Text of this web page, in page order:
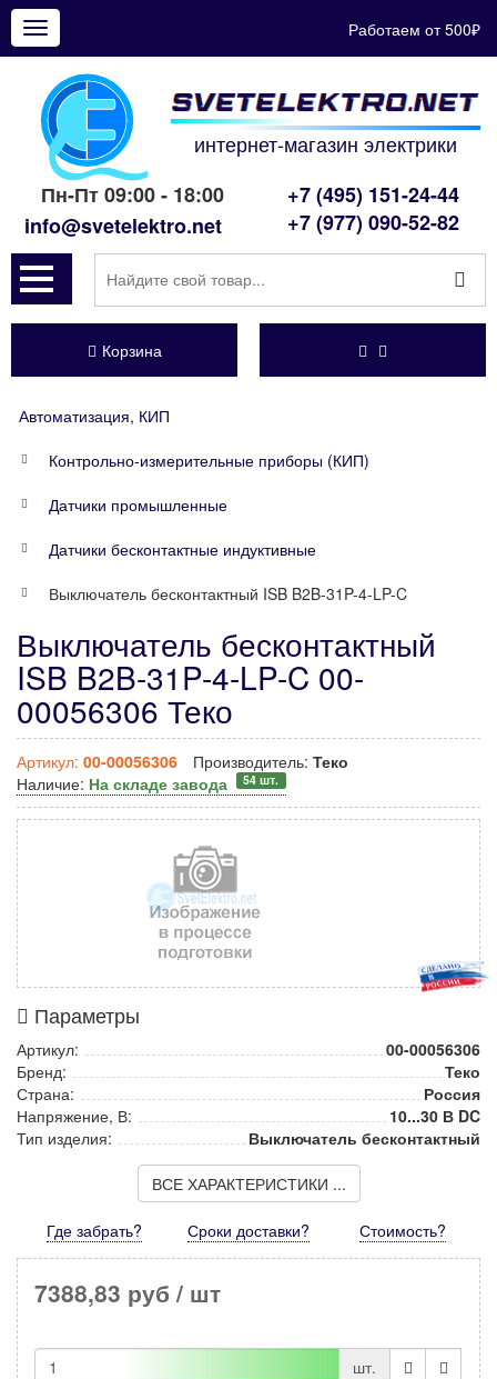
Показать
меню
Работаем от 500₽
интернет-магазин электрики
Пн-Пт 09:00 - 18:00
info@svetelektro.net
+7 (495) 151-24-44
+7 (977) 090-52-82
Корзина
Автоматизация, КИП
Контрольно-измерительные приборы (КИП)
Датчики промышленные
Датчики бесконтактные индуктивные
Выключатель бесконтактный ISB B2B-31P-4-LP-C
Выключатель бесконтактный
ISB B2B-31P-4-LP-C 00-
00056306 Теко
Артикул: 00-00056306 Производитель: Теко
Наличие: На складе завода 54 шт.
Параметры
Артикул:
00-00056306
Бренд:
Теко
Страна:
Россия
Напряжение, В:
10...30 В DC
Тип изделия:
Выключатель бесконтактный
ВСЕ ХАРАКТЕРИСТИКИ ...
Где забрать? Сроки доставки? Стоимость?
7388,83 руб / шт
шт.